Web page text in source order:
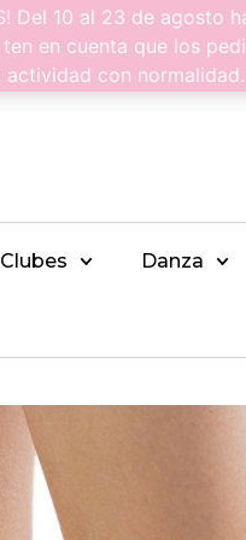
Del 10 al 23 de
en cuenta que los
con
Danza